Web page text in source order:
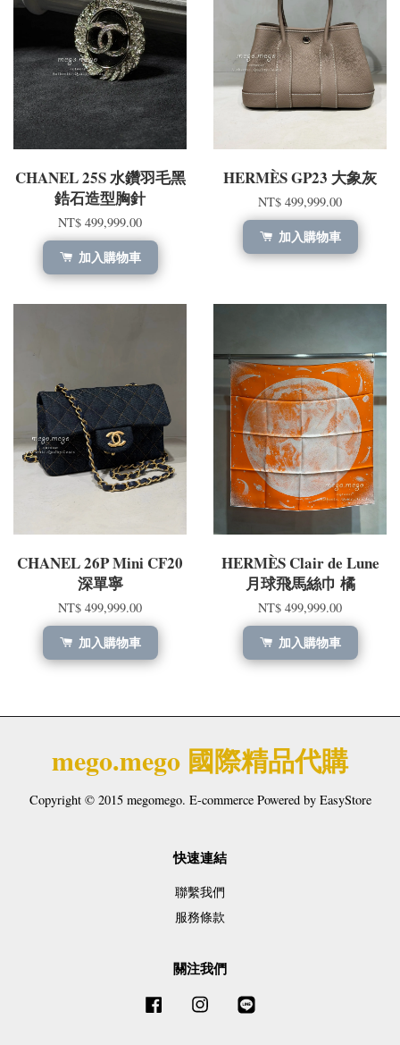
CHANEL 25S 水鑽羽毛黑
鋯石造型胸針
NT$ 499,999.00
加入購物車
HERMÈS GP23 大象灰
NT$ 499,999.00
加入購物車
CHANEL 26P Mini CF20
深單寧
NT$ 499,999.00
加入購物車
HERMÈS Clair de Lune
月球飛馬絲巾 橘
NT$ 499,999.00
加入購物車
mego.mego 國際精品代購
Copyright © 2015 megomego. E-commerce Powered by EasyStore
快速連結
聯繫我們
服務條款
關注我們
Facebook Instagram